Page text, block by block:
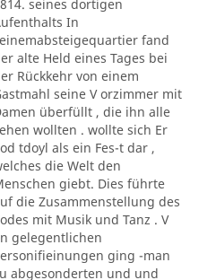
seines dortigen
In
fand
alte Held eines Tages bei
Rückkehr von einem
seine V orzimmer mit
überfüllt , die ihn alle
wollten . wollte sich Er
tdoyl als ein Fes-t dar ,
die Welt den
giebt. Dies führte
die Zusammenstellung des
mit Musik und Tanz . V
gelegentlichen
ging -man
abgesonderten und und